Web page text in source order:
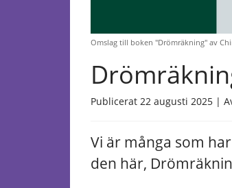
Omslag till boken "Drömräkning" av
Publicerat 22 augusti 2025 |
Vi är många som
den här,